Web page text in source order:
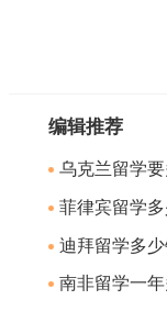
编辑推荐
乌克兰留学要
菲律宾留学多
迪拜留学多少
南非留学一年